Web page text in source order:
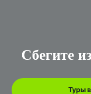
Сбегите
Туры